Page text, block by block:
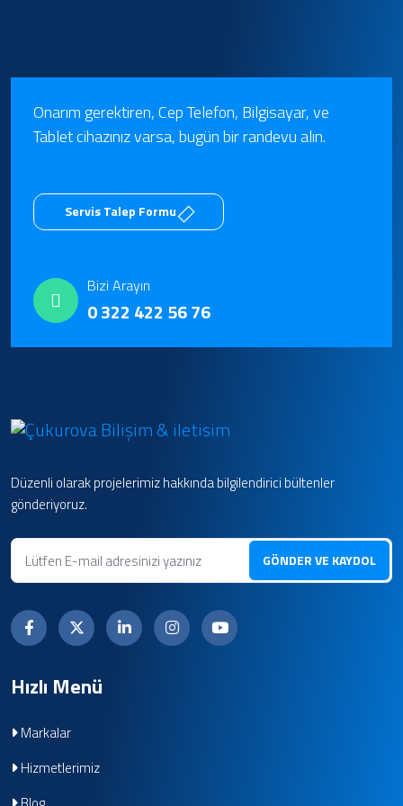
Onarım gerektiren, Cep Telefon, Bilgisayar, ve
Tablet cihazınız varsa, bugün bir randevu alın.
Servis Talep Formu
Bizi Arayın
0 322 422 56 76
Düzenli olarak projelerimiz hakkında bilgilendirici bültenler
gönderiyoruz.
GÖNDER VE KAYDOL
Hızlı Menü
Markalar
Hizmetlerimiz